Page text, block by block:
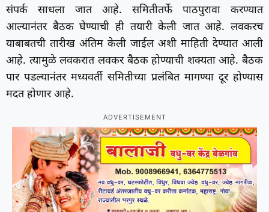
संपर्क साधला जात आहे. समितीतर्फे पाठपुरावा करण्यात
आल्यानंतर बैठक घेण्याची ही तयारी केली जात आहे. लवकरच
याबाबतची तारीख अंतिम केली जाईल अशी माहिती देण्यात आली
आहे. त्यामुळे लवकरात लवकर बैठक होण्याची शक्यता आहे. बैठक
पार पडल्यानंतर मध्यवर्ती समितीच्या प्रलंबित मागण्या दूर होण्यास
मदत होणार आहे.
ADVERTISEMENT